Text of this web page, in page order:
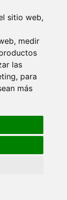
sitio web,
, medir
las
, para
más
Rollo